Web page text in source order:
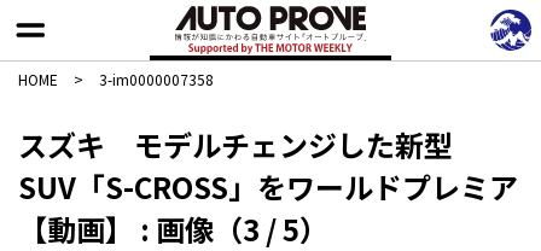
HOME > 3-im0000007358
スズキ モデルチェンジした新型
SUV「S-CROSS」をワールドプレミア
【動画】 : 画像（3 / 5）